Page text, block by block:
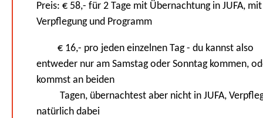
Preis: € 58,- für 2 Tage mit Übernachtung in JUFA, mit
Verpflegung und Programm
€ 16,- pro jeden einzelnen Tag - du kannst also
entweder nur am Samstag oder Sonntag kommen,
kommst an beiden
Tagen, übernachtest aber nicht in JUFA,
natürlich dabei